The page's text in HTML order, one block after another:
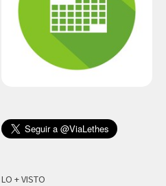
LO + VISTO